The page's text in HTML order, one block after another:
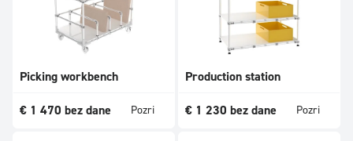
Picking workbench
€ 1 470 bez dane Pozri
Production station
€ 1 230 bez dane Pozri